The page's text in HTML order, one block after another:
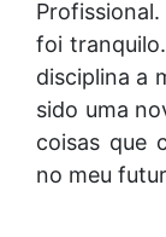
foi
disciplina a
sido uma
coisas que
no meu